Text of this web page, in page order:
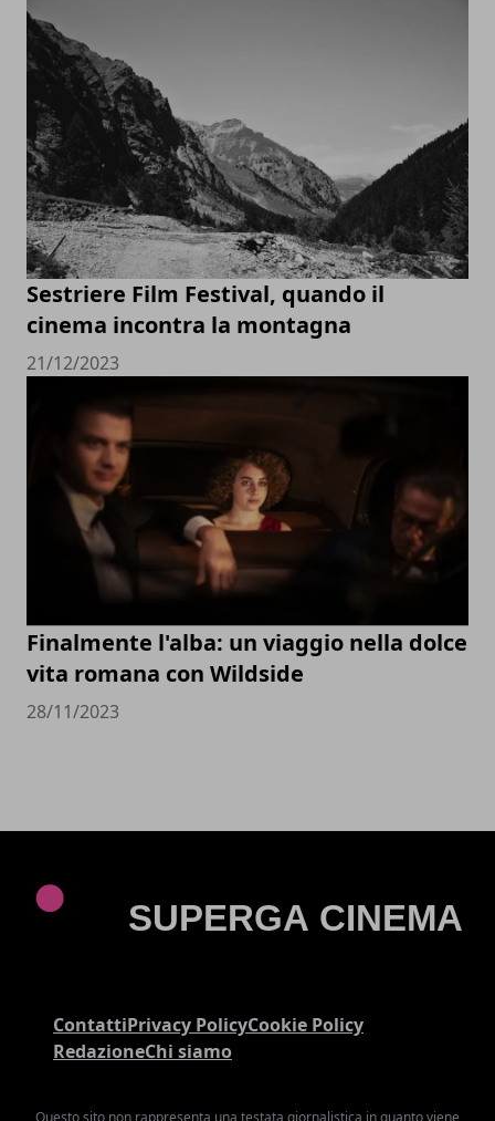
Sestriere Film Festival, quando il
cinema incontra la montagna
21/12/2023
Finalmente l'alba: un viaggio nella dolce
vita romana con Wildside
28/11/2023
ContattiPrivacy PolicyCookie Policy
RedazioneChi siamo
Questo sito non rappresenta una testata giornalistica in quanto viene